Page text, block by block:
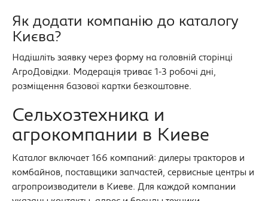
Як додати компанію до каталогу
Києва?
Надішліть заявку через форму на головній сторінці
АгроДовідки. Модерація триває 1-3 робочі дні,
розміщення базової картки безкоштовне.
Сельхозтехника и
агрокомпании в Киеве
Каталог включает 166 компаний: дилеры тракторов и
комбайнов, поставщики запчастей, сервисные центры и
агропроизводители в Киеве. Для каждой компании